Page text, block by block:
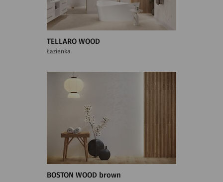
TELLARO WOOD
Łazienka
BOSTON WOOD brown